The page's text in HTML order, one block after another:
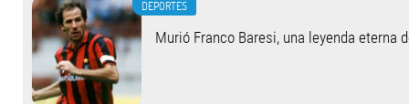
DEPORTES
Murió Franco Baresi, una leyenda eterna